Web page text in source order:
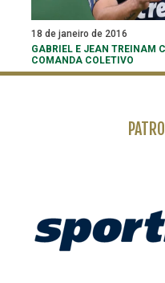
18 de janeiro de 2016
GABRIEL E JEAN TREINAM
COMANDA COLETIVO